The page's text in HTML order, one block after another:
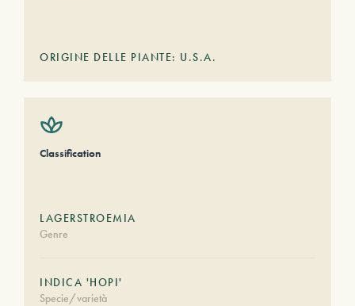
ORIGINE DELLE PIANTE: U.S.A.
Classification
LAGERSTROEMIA
Genre
INDICA 'HOPI'
Specie/varietà